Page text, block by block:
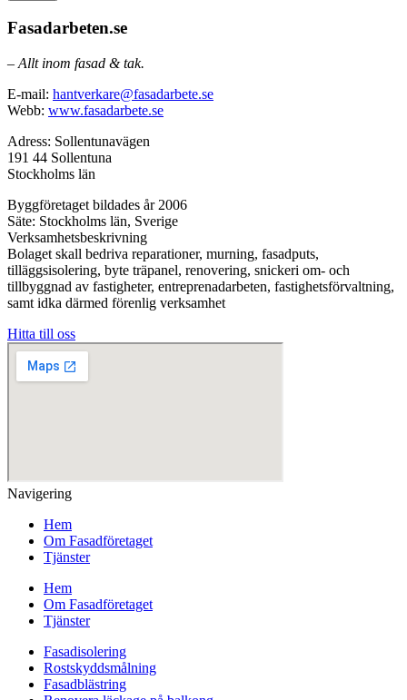
Fasadarbeten.se
– Allt inom fasad & tak.
E-mail: hantverkare@fasadarbete.se
Webb: www.fasadarbete.se
Adress: Sollentunavägen
191 44 Sollentuna
Stockholms län
Byggföretaget bildades år 2006
Säte: Stockholms län, Sverige
Verksamhetsbeskrivning
Bolaget skall bedriva reparationer, murning, fasadputs,
tilläggsisolering, byte träpanel, renovering, snickeri om- och
tillbyggnad av fastigheter, entreprenadarbeten, fastighetsförvaltning,
samt idka därmed förenlig verksamhet
Hitta till oss
Navigering
Hem
Om Fasadföretaget
Tjänster
Hem
Om Fasadföretaget
Tjänster
Fasadisolering
Rostskyddsmålning
Fasadblästring